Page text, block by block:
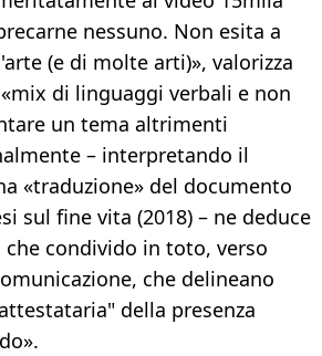
nessuno. Non esita a
(e di molte arti)», valorizza
di linguaggi verbali e non
un tema altrimenti
– interpretando il
«traduzione» del documento
sul fine vita (2018) – ne deduce
condivido in toto, verso
che delineano
della presenza